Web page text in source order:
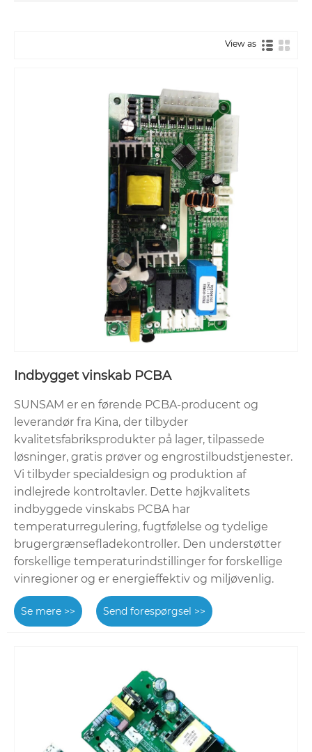
View as
Indbygget vinskab PCBA
SUNSAM er en førende PCBA-producent og
leverandør fra Kina, der tilbyder
kvalitetsfabriksprodukter på lager, tilpassede
løsninger, gratis prøver og engrostilbudstjenester.
Vi tilbyder specialdesign og produktion af
indlejrede kontroltavler. Dette højkvalitets
indbyggede vinskabs PCBA har
temperaturregulering, fugtfølelse og tydelige
brugergrænsefladekontroller. Den understøtter
forskellige temperaturindstillinger for forskellige
vinregioner og er energieffektiv og miljøvenlig.
Se mere >> Send forespørgsel >>